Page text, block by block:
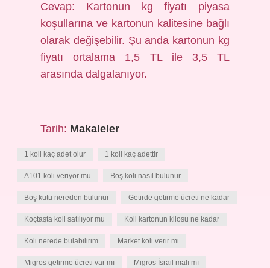
Cevap: Kartonun kg fiyatı piyasa
koşullarına ve kartonun kalitesine bağlı
olarak değişebilir. Şu anda kartonun kg
fiyatı ortalama 1,5 TL ile 3,5 TL
arasında dalgalanıyor.
Tarih: Makaleler
1 koli kaç adet olur 1 koli kaç adettir
A101 koli veriyor mu Boş koli nasıl bulunur
Boş kutu nereden bulunur Getirde getirme ücreti ne kadar
Koçtaşta koli satılıyor mu Koli kartonun kilosu ne kadar
Koli nerede bulabilirim Market koli verir mi
Migros getirme ücreti var mı Migros İsrail malı mı